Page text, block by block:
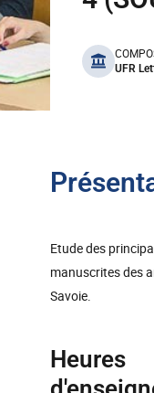
UFR
Etude des
manuscrites des
Savoie.
Heures